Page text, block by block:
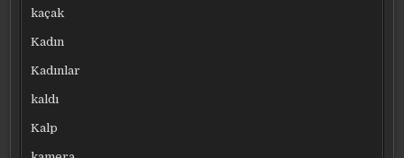
kaçak
Kadın
Kadınlar
kaldı
Kalp